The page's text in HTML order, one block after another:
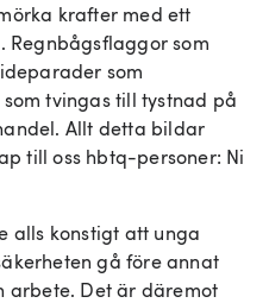
krafter med ett
Regnbågsflaggor som
som
tvingas till tystnad på
Allt detta bildar
till oss hbtq-personer: Ni
alls konstigt att unga
gå före annat
arbete. Det är däremot